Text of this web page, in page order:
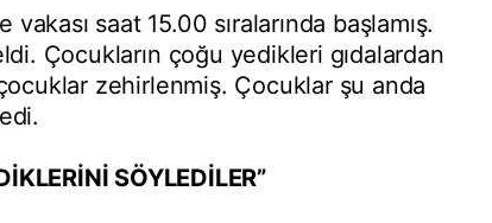
saat 15.00 sıralarında başlamış.
Çocukların çoğu yedikleri gıdalardan
zehirlenmiş. Çocuklar şu anda
SÖYLEDİLER”